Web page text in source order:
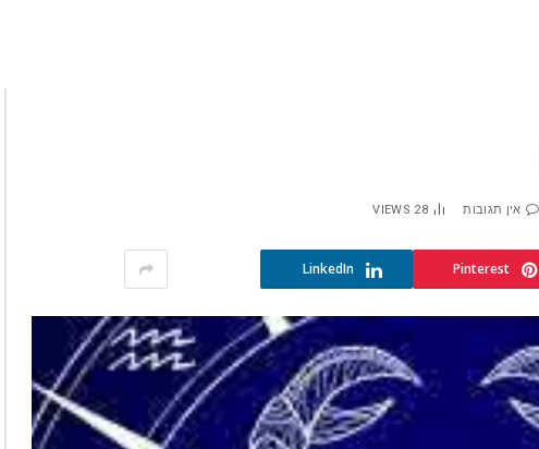
אין תגובות 28
VIEWS
Pinterest
LinkedIn